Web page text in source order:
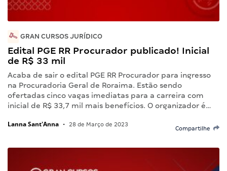
GRAN CURSOS JURÍDICO
Edital PGE RR Procurador publicado! Inicial
de R$ 33 mil
Acaba de sair o edital PGE RR Procurador para ingresso
na Procuradoria Geral de Roraima. Estão sendo
ofertadas cinco vagas imediatas para a carreira com
inicial de R$ 33,7 mil mais benefícios. O organizador é…
Lanna Sant'Anna • 28 de Março de 2023
Compartilhe